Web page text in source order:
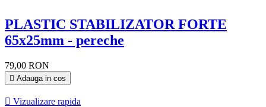
PLASTIC STABILIZATOR FORTE
65x25mm - pereche
79,00 RON
 Adauga in cos
 Vizualizare rapida